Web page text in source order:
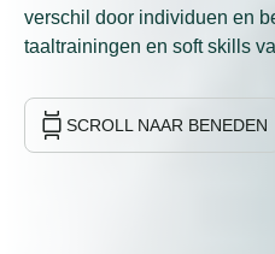
verschil door individuen en
taaltrainingen en soft skills
SCROLL NAAR BENEDEN